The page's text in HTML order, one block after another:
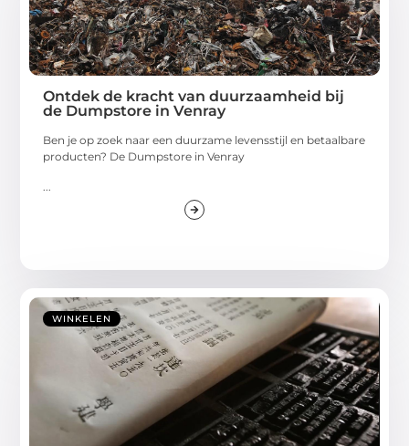
Ontdek de kracht van duurzaamheid bij
de Dumpstore in Venray
Ben je op zoek naar een duurzame levensstijl en betaalbare
producten? De Dumpstore in Venray
WINKELEN